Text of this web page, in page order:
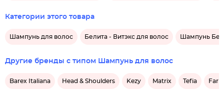
Категории этого товара
Шампунь для волос Белита - Витэкс для волос Шампунь
Другие бренды с типом Шампунь для волос
Barex Italiana Head & Shoulders Kezy Matrix Tefia